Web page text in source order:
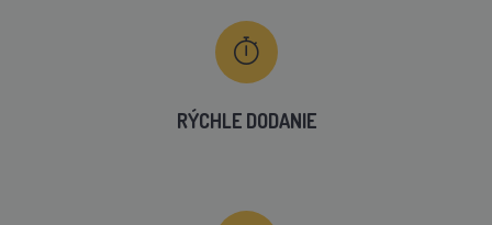
RÝCHLE DODANIE